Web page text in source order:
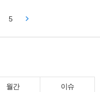
5
월간 이슈